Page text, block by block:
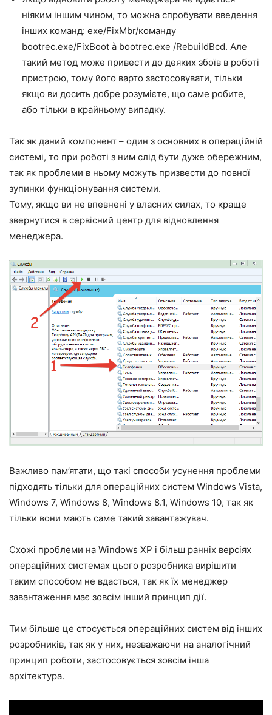
ніяким іншим чином, то можна спробувати введення
інших команд: exe/FixMbr/команду
bootrec.exe/FixBoot à bootrec.exe /RebuildBcd. Але
такий метод може привести до деяких збоїв в роботі
пристрою, тому його варто застосовувати, тільки
якщо ви досить добре розумієте, що саме робите,
або тільки в крайньому випадку.
Так як даний компонент – один з основних в операційній
системі, то при роботі з ним слід бути дуже обережним,
так як проблеми в ньому можуть призвести до повної
зупинки функціонування системи.
Тому, якщо ви не впевнені у власних силах, то краще
звернутися в сервісний центр для відновлення
менеджера.
Важливо пам’ятати, що такі способи усунення проблеми
підходять тільки для операційних систем Windows Vista,
Windows 7, Windows 8, Windows 8.1, Windows 10, так як
тільки вони мають саме такий завантажувач.
Схожі проблеми на Windows ХР і більш ранніх версіях
операційних системах цього розробника вирішити
таким способом не вдасться, так як їх менеджер
завантаження має зовсім інший принцип дії.
Тим більше це стосується операційних систем від інших
розробників, так як у них, незважаючи на аналогічний
принцип роботи, застосовується зовсім інша
архітектура.